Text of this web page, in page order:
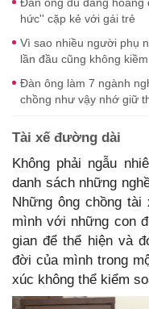
hức'' cặp kẻ với gái trẻ
Vì sao nhiều người phụ
lần đầu cũng không
Đàn ông làm 7 ngành
chồng như vậy nhớ giữ
Tài xế đường dài
Không phải ngẫu
danh sách những
Những ông chồng
mình với những con
gian để thể hiện và
đời của mình trong
xúc không thể kiểm